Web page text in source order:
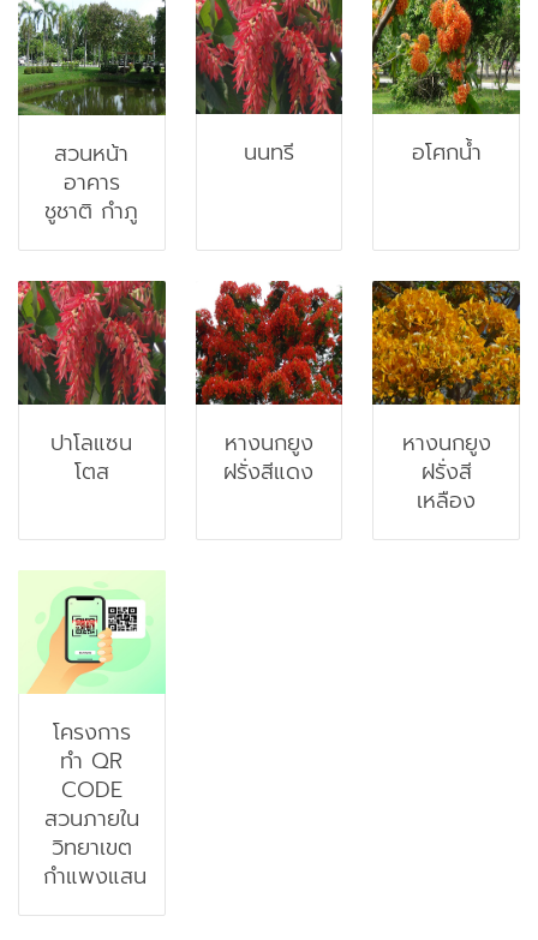
สวนหน้า
อาคาร
ชูชาติ กำภู
นนทรี อโศกน้ำ
ปาโลแซน
โตส
หางนกยูง
ฝรั่งสีแดง
หางนกยูง
ฝรั่งสี
เหลือง
โครงการ
ทำ QR
CODE
สวนภายใน
วิทยาเขต
กำแพงแสน